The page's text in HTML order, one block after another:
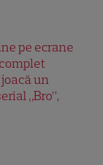
pe ecrane
un
„Bro”,